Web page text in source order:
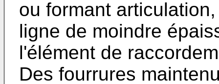
ou formant
ligne de moindre
l'élément de
Des fourrures